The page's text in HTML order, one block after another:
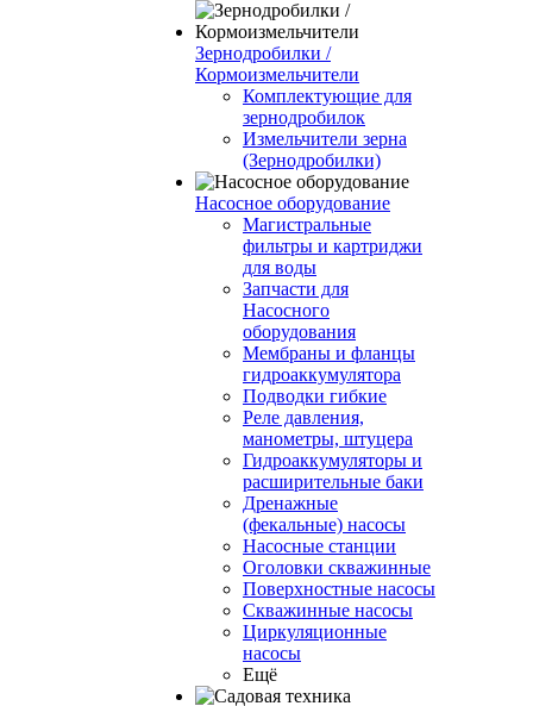
Зернодробилки /
Кормоизмельчители
Комплектующие для
зернодробилок
Измельчители зерна
(Зернодробилки)
Насосное оборудование
Магистральные
фильтры и картриджи
для воды
Запчасти для
Насосного
оборудования
Мембраны и фланцы
гидроаккумулятора
Подводки гибкие
Реле давления,
манометры, штуцера
Гидроаккумуляторы и
расширительные баки
Дренажные
(фекальные) насосы
Насосные станции
Оголовки скважинные
Поверхностные насосы
Скважинные насосы
Циркуляционные
насосы
Ещё